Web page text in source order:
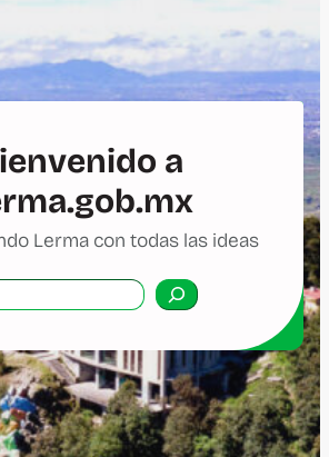
a
Lerma con todas las ideas